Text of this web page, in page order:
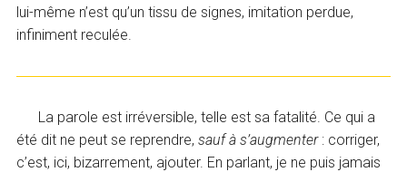
lui-même n’est qu’un tissu de signes, imitation perdue,
infiniment reculée.
La parole est irréversible, telle est sa fatalité. Ce qui a
été dit ne peut se reprendre,sauf à s’augmenter: corriger,
c’est, ici, bizarrement, ajouter. En parlant, je ne puis jamais